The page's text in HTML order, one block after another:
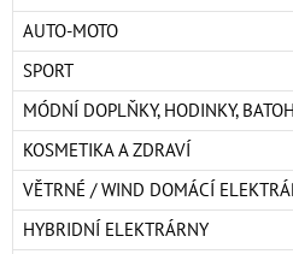
AUTO-MOTO
SPORT
MÓDNÍ DOPLŇKY, HODINKY,
KOSMETIKA A ZDRAVÍ
VĚTRNÉ / WIND DOMÁCÍ
HYBRIDNÍ ELEKTRÁRNY